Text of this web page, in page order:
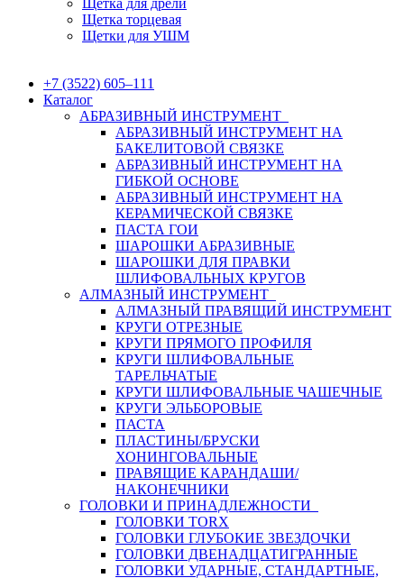
Щетка для дрели
Щетка торцевая
Щетки для УШМ
+7 (3522) 605‒111
Каталог
АБРАЗИВНЫЙ ИНСТРУМЕНТ
АБРАЗИВНЫЙ ИНСТРУМЕНТ НА
БАКЕЛИТОВОЙ СВЯЗКЕ
АБРАЗИВНЫЙ ИНСТРУМЕНТ НА
ГИБКОЙ ОСНОВЕ
АБРАЗИВНЫЙ ИНСТРУМЕНТ НА
КЕРАМИЧЕСКОЙ СВЯЗКЕ
ПАСТА ГОИ
ШАРОШКИ АБРАЗИВНЫЕ
ШАРОШКИ ДЛЯ ПРАВКИ
ШЛИФОВАЛЬНЫХ КРУГОВ
АЛМАЗНЫЙ ИНСТРУМЕНТ
АЛМАЗНЫЙ ПРАВЯЩИЙ ИНСТРУМЕНТ
КРУГИ ОТРЕЗНЫЕ
КРУГИ ПРЯМОГО ПРОФИЛЯ
КРУГИ ШЛИФОВАЛЬНЫЕ
ТАРЕЛЬЧАТЫЕ
КРУГИ ШЛИФОВАЛЬНЫЕ ЧАШЕЧНЫЕ
КРУГИ ЭЛЬБОРОВЫЕ
ПАСТА
ПЛАСТИНЫ/БРУСКИ
ХОНИНГОВАЛЬНЫЕ
ПРАВЯЩИЕ КАРАНДАШИ/
НАКОНЕЧНИКИ
ГОЛОВКИ И ПРИНАДЛЕЖНОСТИ
ГОЛОВКИ TORX
ГОЛОВКИ ГЛУБОКИЕ ЗВЕЗДОЧКИ
ГОЛОВКИ ДВЕНАДЦАТИГРАННЫЕ
ГОЛОВКИ УДАРНЫЕ, СТАНДАРТНЫЕ,